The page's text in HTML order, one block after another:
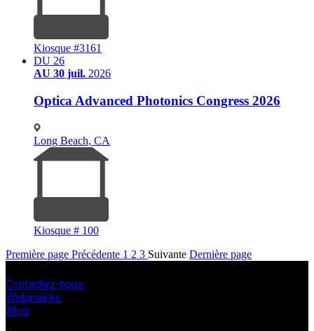
Kiosque #3161
DU 26
AU 30 juil. 2026
Optica Advanced Photonics Congress 2026
Long Beach, CA
Kiosque # 100
Première page Précédente 1 2 3 Suivante Dernière page
Contactez-nous
Webinaires
Blog